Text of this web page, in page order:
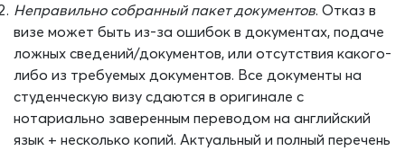
Неправильно собранный пакет документов. Отказ в
визе может быть из-за ошибок в документах, подаче
ложных сведений/документов, или отсутствия какого-
либо из требуемых документов. Все документы на
студенческую визу сдаются в оригинале с
нотариально заверенным переводом на английский
язык + несколько копий. Актуальный и полный перечень